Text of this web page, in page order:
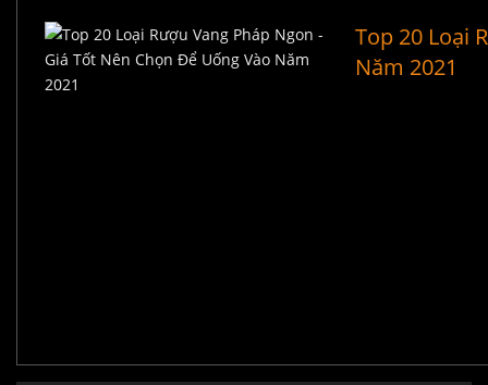
Top 20 Loại
Năm 2021